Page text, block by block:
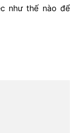
như thế nào để